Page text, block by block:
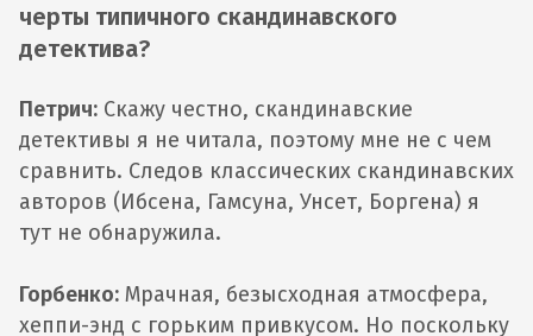
черты типичного скандинавского
детектива?
Петрич: Скажу честно, скандинавские
детективы я не читала, поэтому мне не с чем
сравнить. Следов классических скандинавских
авторов (Ибсена, Гамсуна, Унсет, Боргена) я
тут не обнаружила.
Горбенко: Мрачная, безысходная атмосфера,
хеппи-энд с горьким привкусом. Но поскольку